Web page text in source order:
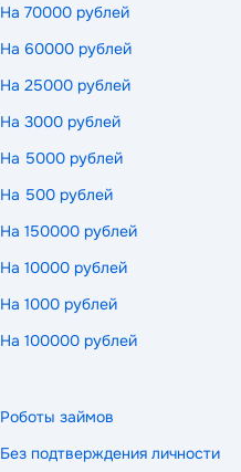
На 70000 рублей
На 60000 рублей
На 25000 рублей
На 3000 рублей
На 5000 рублей
На 500 рублей
На 150000 рублей
На 10000 рублей
На 1000 рублей
На 100000 рублей
Роботы займов
Без подтверждения личности